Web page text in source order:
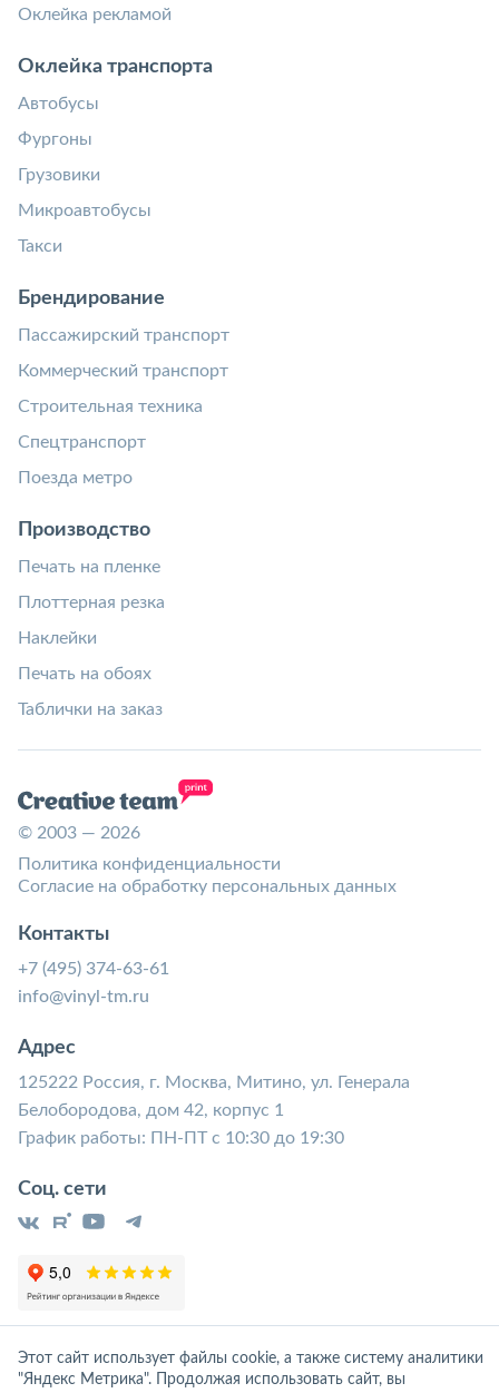
Оклейка рекламой
Оклейка транспорта
Автобусы
Фургоны
Грузовики
Микроавтобусы
Такси
Брендирование
Пассажирский транспорт
Коммерческий транспорт
Строительная техника
Спецтранспорт
Поезда метро
Производство
Печать на пленке
Плоттерная резка
Наклейки
Печать на обоях
Таблички на заказ
© 2003 — 2026
Политика конфиденциальности
Согласие на обработку персональных данных
Контакты
+7 (495) 374-63-61
info@vinyl-tm.ru
Адрес
125222 Россия, г. Москва, Митино, ул. Генерала
Белобородова, дом 42, корпус 1
График работы: ПН-ПТ с 10:30 до 19:30
Соц. сети
Этот сайт использует файлы cookie, а также систему аналитики
"Яндекс Метрика". Продолжая использовать сайт, вы